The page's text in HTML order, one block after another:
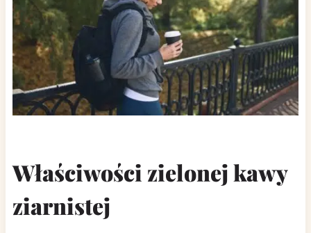
Właściwości zielonej kawy
ziarnistej